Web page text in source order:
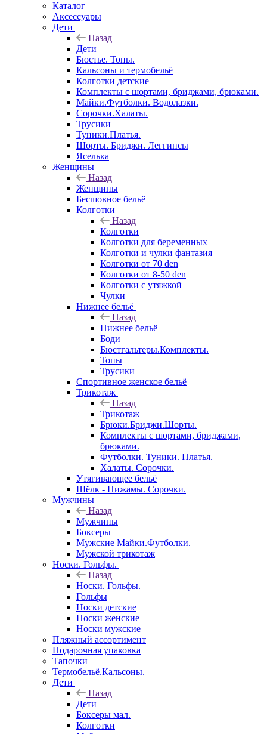
Каталог
Аксессуары
Дети
Назад
Дети
Бюстье. Топы.
Кальсоны и термобельё
Колготки детские
Комплекты с шортами, бриджами, брюками.
Майки.Футболки. Водолазки.
Сорочки.Халаты.
Трусики
Туники.Платья.
Шорты. Бриджи. Леггинсы
Яселька
Женщины
Назад
Женщины
Бесшовное бельё
Колготки
Назад
Колготки
Колготки для беременных
Колготки и чулки фантазия
Колготки от 70 den
Колготки от 8-50 den
Колготки с утяжкой
Чулки
Нижнее бельё
Назад
Нижнее бельё
Боди
Бюстгальтеры.Комплекты.
Топы
Трусики
Спортивное женское бельё
Трикотаж
Назад
Трикотаж
Брюки.Бриджи.Шорты.
Комплекты с шортами, бриджами,
брюками.
Футболки. Туники. Платья.
Халаты. Сорочки.
Утягивающее бельё
Шёлк - Пижамы. Сорочки.
Мужчины
Назад
Мужчины
Боксеры
Мужские Майки.Футболки.
Мужской трикотаж
Носки. Гольфы.
Назад
Носки. Гольфы.
Гольфы
Носки детские
Носки женские
Носки мужские
Пляжный ассортимент
Подарочная упаковка
Тапочки
Термобельё.Кальсоны.
Дети
Назад
Дети
Боксеры мал.
Колготки